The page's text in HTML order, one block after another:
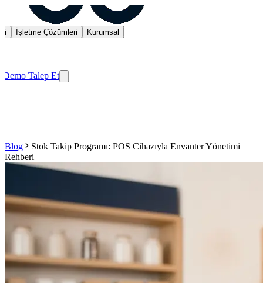
İşletme Çözümleri Kurumsal
Demo Talep Et
Blog
Stok Takip Programı: POS Cihazıyla Envanter Yönetimi
Rehberi